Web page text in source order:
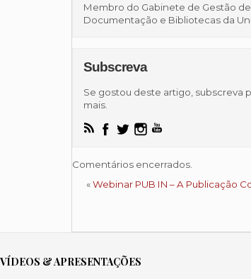
Membro do Gabinete de Gestão
Documentação e Bibliotecas da
Subscreva
Se gostou deste artigo, subscreva
mais.
Comentários encerrados.
«Webinar PUB IN – A Publicação
VÍDEOS & APRESENTAÇÕES